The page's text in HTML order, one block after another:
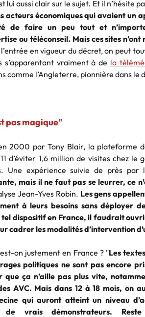
lui aussi clair sur le sujet. Et il n’hésite
acteurs économiques qui avaient un
de faire un peu tout et
ou téléconseil. Mais ces sites
en vigueur du décret, on peut
s’apparentant vraiment à de la
comme l’Angleterre, pionnière dans le
pas magique"
2000 par Tony Blair, la plateforme
d’éviter 1,6 million de visites chez
Une expérience suivie de près par
mais il ne faut pas se leurrer, ce
Jean-Yves Robin. Les gens
à leurs besoins sans déployer
dispositif en France, il faudrait
cadrer les modalités d’intervention
on justement en France ? "Les
politiques ne sont pas encore
que ça n’aille pas plus vite,
AVC. Mais dans 12 à 18 mois, on
qui auront atteint un niveau
de vrais démonstrateurs.